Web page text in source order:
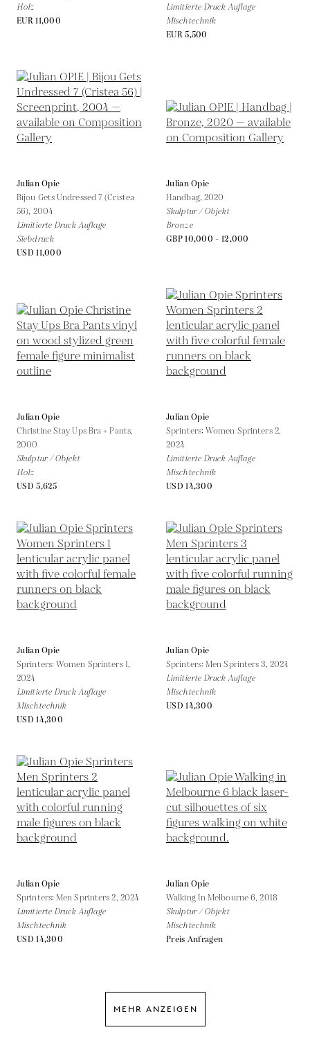
Holz
EUR 11,000
Limitierte Druck Auflage
Mischtechnik
EUR 5,500
Julian Opie
Bijou Gets Undressed 7 (Cristea
56), 2004
Limitierte Druck Auflage
Siebdruck
USD 11,000
Julian Opie
Handbag, 2020
Skulptur / Objekt
Bronze
GBP 10,000 - 12,000
Julian Opie
Christine Stay Ups Bra + Pants,
2000
Skulptur / Objekt
Holz
USD 5,625
Julian Opie
Sprinters: Women Sprinters 2,
2024
Limitierte Druck Auflage
Mischtechnik
USD 14,300
Julian Opie
Sprinters: Women Sprinters 1,
2024
Limitierte Druck Auflage
Mischtechnik
USD 14,300
Julian Opie
Sprinters: Men Sprinters 3, 2024
Limitierte Druck Auflage
Mischtechnik
USD 14,300
Julian Opie
Sprinters: Men Sprinters 2, 2024
Limitierte Druck Auflage
Mischtechnik
USD 14,300
Julian Opie
Walking In Melbourne 6,2018
Skulptur / Objekt
Mischtechnik
Preis Anfragen
MEHR ANZEIGEN